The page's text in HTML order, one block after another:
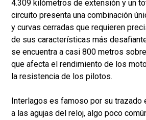
4.309 kilómetros de extensión y un
circuito presenta una combinación
y curvas cerradas que requieren
de sus características más
se encuentra a casi 800 metros
que afecta el rendimiento de los
la resistencia de los pilotos.
Interlagos es famoso por su trazado
a las agujas del reloj, algo poco